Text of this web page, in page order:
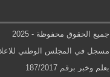
جميع الحقوق محفوظة - 2025
مسجل في المجلس الوطني
بعلم وخبر برقم 187/2017